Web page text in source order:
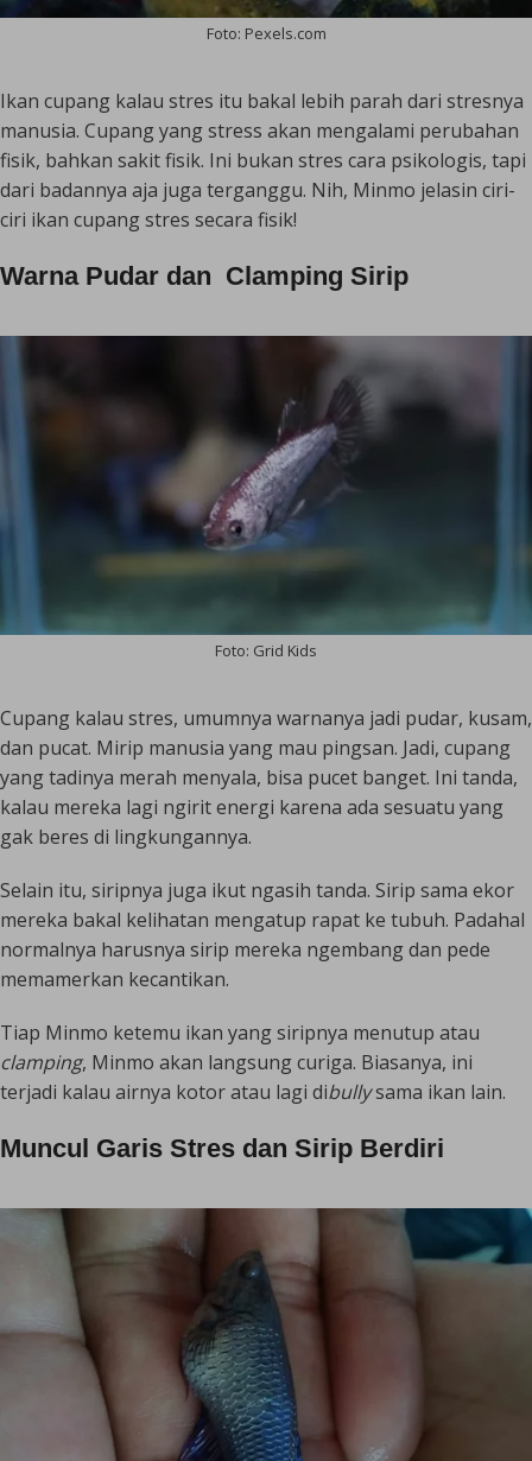
Foto: Pexels.com
Ikan cupang kalau stres itu bakal lebih parah dari stresnya
manusia. Cupang yang stress akan mengalami perubahan
fisik, bahkan sakit fisik. Ini bukan stres cara psikologis, tapi
dari badannya aja juga terganggu. Nih, Minmo jelasin ciri-
ciri ikan cupang stres secara fisik!
Warna Pudar dan Clamping Sirip
Foto: Grid Kids
Cupang kalau stres, umumnya warnanya jadi pudar, kusam,
dan pucat. Mirip manusia yang mau pingsan. Jadi, cupang
yang tadinya merah menyala, bisa pucet banget. Ini tanda,
kalau mereka lagi ngirit energi karena ada sesuatu yang
gak beres di lingkungannya.
Selain itu, siripnya juga ikut ngasih tanda. Sirip sama ekor
mereka bakal kelihatan mengatup rapat ke tubuh. Padahal
normalnya harusnya sirip mereka ngembang dan pede
memamerkan kecantikan.
Tiap Minmo ketemu ikan yang siripnya menutup atau
clamping, Minmo akan langsung curiga. Biasanya, ini
terjadi kalau airnya kotor atau lagi dibullysama ikan lain.
Muncul Garis Stres dan Sirip Berdiri